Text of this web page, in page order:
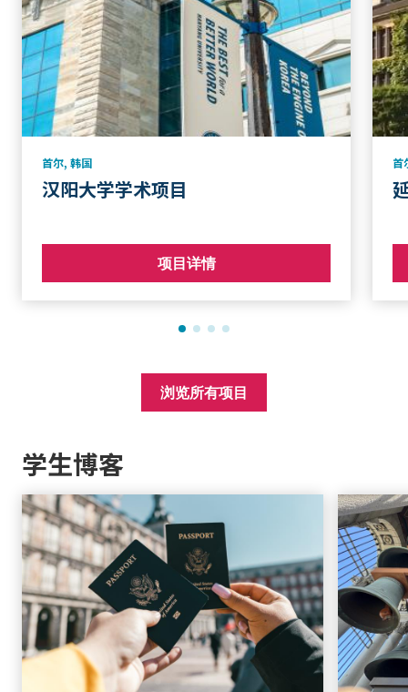
首尔, 韩国
汉阳大学学术项目
项目详情
首
浏览所有项目
学生博客